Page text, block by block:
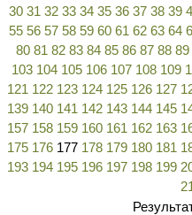
30 31 32 33 34 35 36 37 38 39
55 56 57 58 59 60 61 62 63 64
80 81 82 83 84 85 86 87 88 89
103 104 105 106 107 108 109
121 122 123 124 125 126 127
139 140 141 142 143 144 145
157 158 159 160 161 162 163
175 176 177 178 179 180 181
193 194 195 196 197 198 199